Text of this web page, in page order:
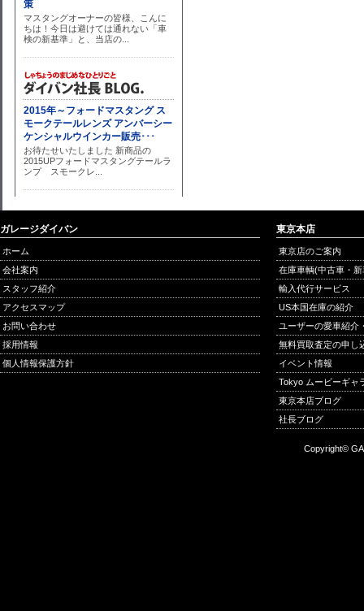
ガレージダイバン
ホーム
会社案内
スタッフ紹介
アクセスマップ
お問い合わせ
採用情報
個人情報保護方針
東京本店
東京店のご案内
在庫車輌(中古車・
輸入代行サービス
US本国在庫の紹介
ユーザーの愛車紹介
無料買取査定の申し
イベント情報
Tokyo ムービーギャ
東京本店ブログ
社長ブログ
Copyright©